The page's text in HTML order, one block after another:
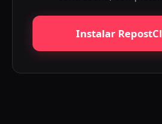
Instalar